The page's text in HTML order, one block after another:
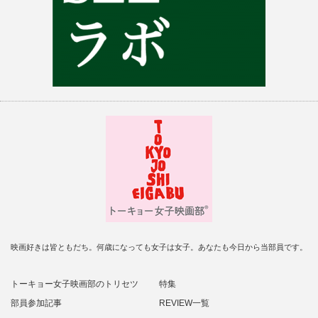
映画好きは皆ともだち。何歳になっても女子は女子。あなたも今日から当部員です。
トーキョー女子映画部のトリセツ
特集
部員参加記事
REVIEW一覧